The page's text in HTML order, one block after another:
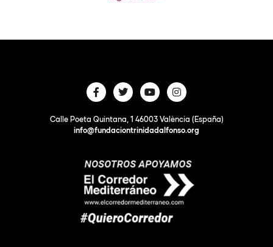
Calle Poeta Quintana, 1 46003 València (España)
info@fundaciontrinidadalfonso.org